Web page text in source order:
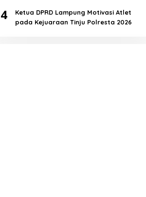
4
Ketua DPRD Lampung Motivasi Atlet
pada Kejuaraan Tinju Polresta 2026